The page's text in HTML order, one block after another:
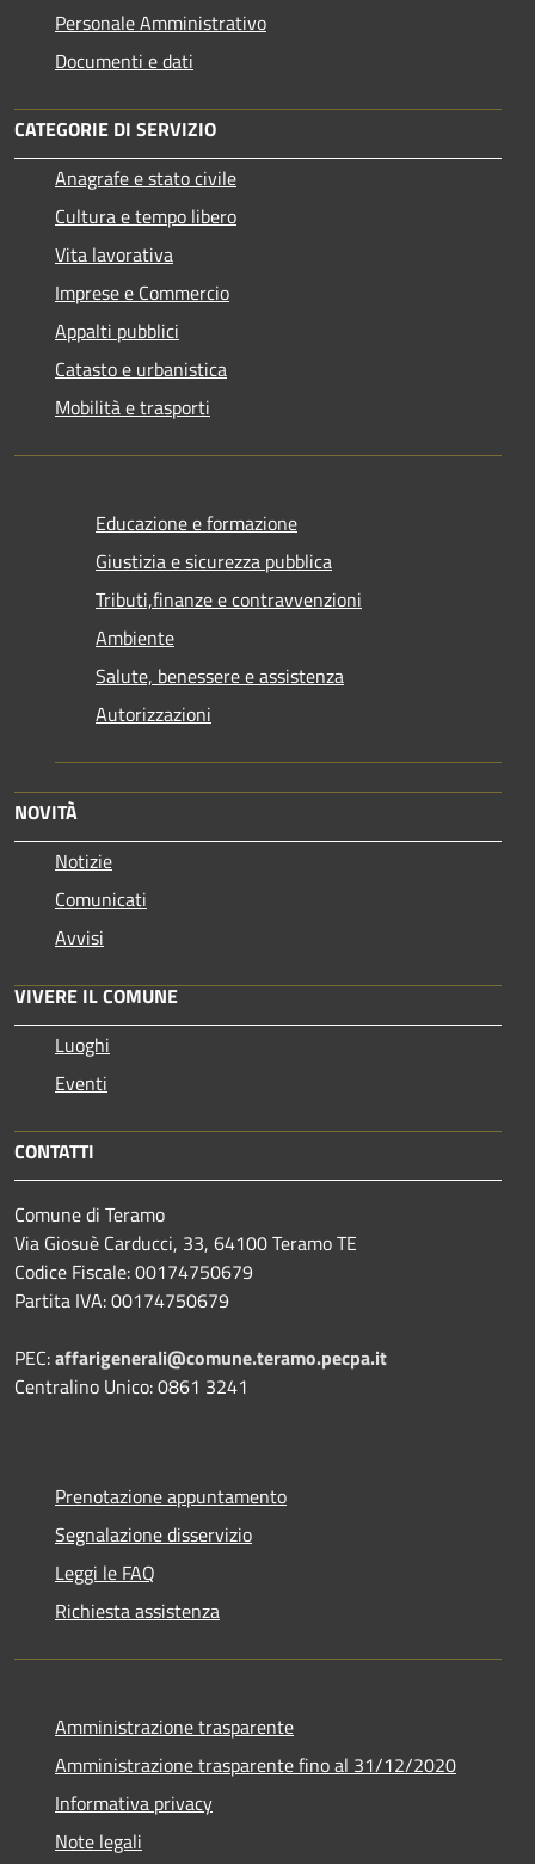
Personale Amministrativo
Documenti e dati
CATEGORIE DI SERVIZIO
Anagrafe e stato civile
Cultura e tempo libero
Vita lavorativa
Imprese e Commercio
Appalti pubblici
Catasto e urbanistica
Mobilità e trasporti
Educazione e formazione
Giustizia e sicurezza pubblica
Tributi,finanze e contravvenzioni
Ambiente
Salute, benessere e assistenza
Autorizzazioni
NOVITÀ
Notizie
Comunicati
Avvisi
VIVERE IL COMUNE
Luoghi
Eventi
CONTATTI
Comune di Teramo
Via Giosuè Carducci, 33, 64100 Teramo TE
Codice Fiscale: 00174750679
Partita IVA: 00174750679
PEC:affarigenerali@comune.teramo.pecpa.it
Centralino Unico: 0861 3241
Prenotazione appuntamento
Segnalazione disservizio
Leggi le FAQ
Richiesta assistenza
Amministrazione trasparente
Amministrazione trasparente fino al 31/12/2020
Informativa privacy
Note legali